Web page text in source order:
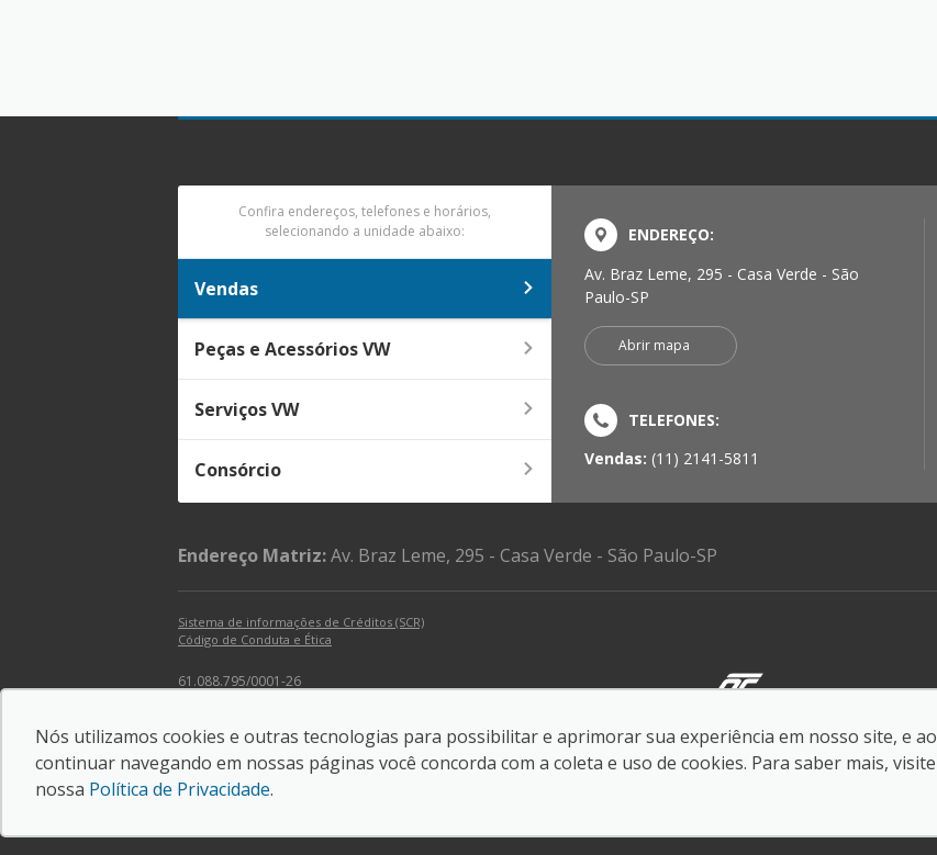
Confira endereços, telefones e horários,
selecionando a unidade abaixo:
Vendas
Peças e Acessórios VW
Serviços VW
Consórcio
ENDEREÇO:
Av. Braz Leme, 295 - Casa Verde - São
Paulo-SP
Abrir mapa
TELEFONES:
Vendas: (11) 2141-5811
Endereço Matriz:Av. Braz Leme, 295 - Casa Verde - São Paulo-SP
Sistema de informações de Créditos (SCR)
Código de Conduta e Ética
61.088.795/0001-26
© Copyright 2026-AutoForce - Todos os direitos reservados.
Confira a nossaPolítica de privacidade.
Nós utilizamos cookies e outras tecnologias para possibilitar e aprimorar sua experiência em nosso site, e ao
continuar navegando em nossas páginas você concorda com a coleta e uso de cookies. Para saber mais, visite
nossa Política de Privacidade.